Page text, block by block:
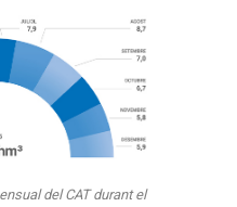
del CAT durant el